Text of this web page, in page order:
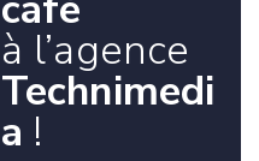
à l’agence
Technimedi
a !